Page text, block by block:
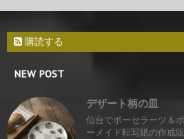
購読する
NEW POST
デザート柄の皿
仙台でポーセラーツ＆
ーメイド転写紙の作成